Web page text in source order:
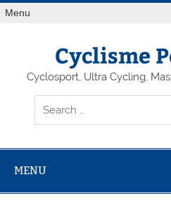
Menu
Cyclisme
Cyclosport, Ultra Cycling,
MENU